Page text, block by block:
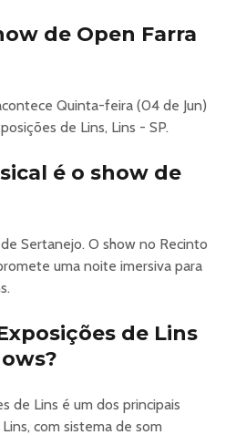
franca.
entrada franca.
nós temos posts com
MP Promoções +55 (11) 97266-
rodeio-festival
de Open Farra
Quinta-feira (04 de Jun)
de Lins, Lins - SP.
é o show de
Sertanejo. O show no Recinto
uma noite imersiva para
de Lins
de Lins é um dos principais
com sistema de som